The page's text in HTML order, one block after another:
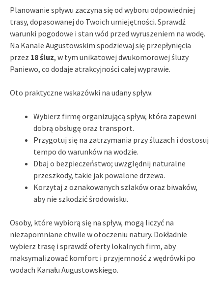
Planowanie spływu zaczyna się od wyboru odpowiedniej
trasy, dopasowanej do Twoich umiejętności. Sprawdź
warunki pogodowe i stan wód przed wyruszeniem na wodę.
Na Kanale Augustowskim spodziewaj się przepłynięcia
przez 18 śluz, w tym unikatowej dwukomorowej śluzy
Paniewo, co dodaje atrakcyjności całej wyprawie.
Oto praktyczne wskazówki na udany spływ:
Wybierz firmę organizującą spływ, która zapewni
dobrą obsługę oraz transport.
Przygotuj się na zatrzymania przy śluzach i dostosuj
tempo do warunków na wodzie.
Dbaj o bezpieczeństwo; uwzględnij naturalne
przeszkody, takie jak powalone drzewa.
Korzytaj z oznakowanych szlaków oraz biwaków,
aby nie szkodzić środowisku.
Osoby, które wybiorą się na spływ, mogą liczyć na
niezapomniane chwile w otoczeniu natury. Dokładnie
wybierz trasę i sprawdź oferty lokalnych firm, aby
maksymalizować komfort i przyjemność z wędrówki po
wodach Kanału Augustowskiego.